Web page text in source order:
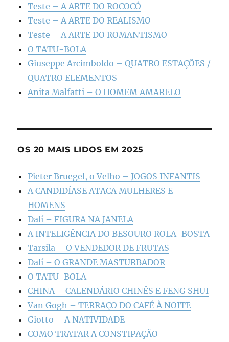
Teste – A ARTE DO ROCOCÓ
Teste – A ARTE DO REALISMO
Teste – A ARTE DO ROMANTISMO
O TATU-BOLA
Giuseppe Arcimboldo – QUATRO ESTAÇÕES /
QUATRO ELEMENTOS
Anita Malfatti – O HOMEM AMARELO
OS 20 MAIS LIDOS EM 2025
Pieter Bruegel, o Velho – JOGOS INFANTIS
A CANDIDÍASE ATACA MULHERES E
HOMENS
Dalí – FIGURA NA JANELA
A INTELIGÊNCIA DO BESOURO ROLA-BOSTA
Tarsila – O VENDEDOR DE FRUTAS
Dalí – O GRANDE MASTURBADOR
O TATU-BOLA
CHINA – CALENDÁRIO CHINÊS E FENG SHUI
Van Gogh – TERRAÇO DO CAFÉ À NOITE
Giotto – A NATIVIDADE
COMO TRATAR A CONSTIPAÇÃO